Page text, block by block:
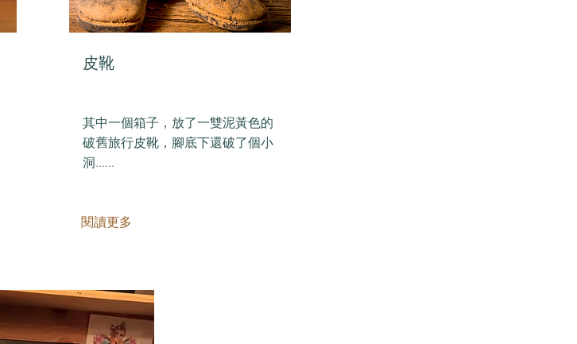
皮靴
其中一個箱子，放了一雙泥黃色的
破舊旅行皮靴，腳底下還破了個小
洞......
閱讀更多